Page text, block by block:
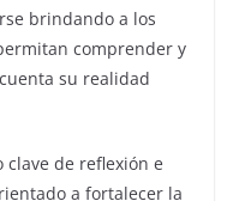
brindando a los
comprender y
su realidad
de reflexión e
a fortalecer la